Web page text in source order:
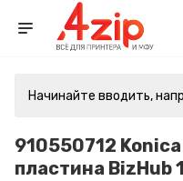
910550712
пластина BizHub